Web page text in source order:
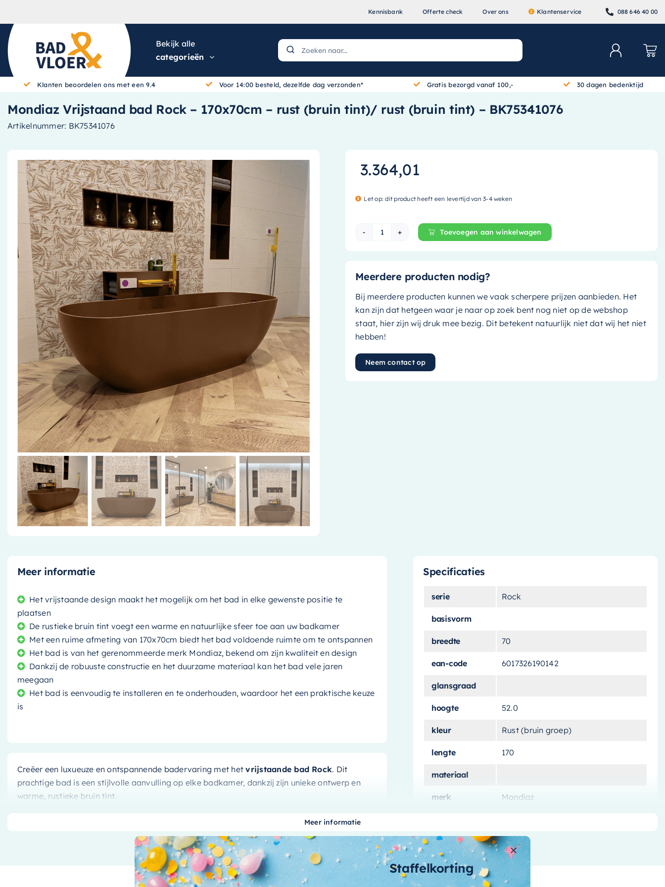
Kennisbank Offerte check Over ons Klantenservice 088 646 40 00
Bekijk alle
categorieën
Klanten beoordelen ons met een 9.4 Voor 14:00 besteld, dezelfde dag verzonden* Gratis bezorgd vanaf 100,- 30 dagen bedenktijd
Mondiaz Vrijstaand bad Rock – 170x70cm – rust (bruin tint)/ rust (bruin tint) – BK75341076
Artikelnummer: BK75341076
3.364,01
Let op: dit product heeft een levertijd van 3-4 weken
Mondiaz Vrijstaand bad Rock - 170x70cm - rust (bruin tint)/ rust (bruin
Toevoegen aan winkelwagen
Meerdere producten nodig?
Bij meerdere producten kunnen we vaak scherpere prijzen aanbieden. Het
kan zijn dat hetgeen waar je naar op zoek bent nog niet op de webshop
staat, hier zijn wij druk mee bezig. Dit betekent natuurlijk niet dat wij het niet
hebben!
Neem contact op
Meer informatie
Het vrijstaande design maakt het mogelijk om het bad in elke gewenste positie te
plaatsen
De rustieke bruin tint voegt een warme en natuurlijke sfeer toe aan uw badkamer
Met een ruime afmeting van 170x70cm biedt het bad voldoende ruimte om te ontspannen
Het bad is van het gerenommeerde merk Mondiaz, bekend om zijn kwaliteit en design
Dankzij de robuuste constructie en het duurzame materiaal kan het bad vele jaren
meegaan
Het bad is eenvoudig te installeren en te onderhouden, waardoor het een praktische keuze
is
Creëer een luxueuze en ontspannende badervaring met hetvrijstaande bad Rock. Dit
prachtige bad is een stijlvolle aanvulling op elke badkamer, dankzij zijn unieke ontwerp en
warme, rustieke bruin tint.
Dit bad biedt een royale afmeting van170x70cm, waardoor u voldoende ruimte heeft om te
ontspannen. Of u nu na een lange dag wilt relaxen, of gewoon wilt genieten van een rustige
ochtend, dit bad biedt het ultieme comfort.
Specificaties
serie Rock
basisvorm
breedte 70
ean-code 6017326190142
glansgraad
hoogte 52.0
kleur Rust (bruin groep)
lengte 170
materiaal
merk Mondiaz
aantal-liters 190 L
aantal-personen
Meer informatie
Staffelkorting